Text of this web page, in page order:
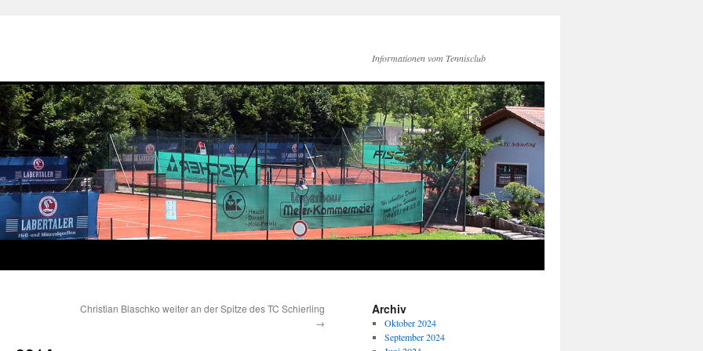
Informationen vom Tennisclub
Christian Blaschko weiter an der Spitze des TC Schierling
→
Archiv
Oktober 2024
September 2024